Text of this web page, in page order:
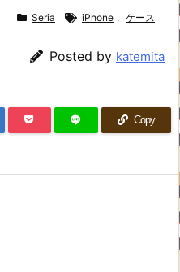
Seria iPhone , ケース
Posted by katemita
Copy